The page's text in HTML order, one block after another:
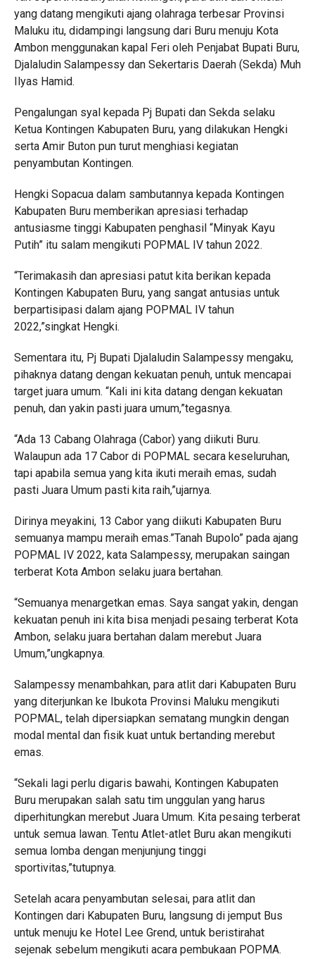
yang datang mengikuti ajang olahraga terbesar Provinsi
Maluku itu, didampingi langsung dari Buru menuju Kota
Ambon menggunakan kapal Feri oleh Penjabat Bupati Buru,
Djalaludin Salampessy dan Sekertaris Daerah (Sekda) Muh
Ilyas Hamid.
Pengalungan syal kepada Pj Bupati dan Sekda selaku
Ketua Kontingen Kabupaten Buru, yang dilakukan Hengki
serta Amir Buton pun turut menghiasi kegiatan
penyambutan Kontingen.
Hengki Sopacua dalam sambutannya kepada Kontingen
Kabupaten Buru memberikan apresiasi terhadap
antusiasme tinggi Kabupaten penghasil “Minyak Kayu
Putih” itu salam mengikuti POPMAL IV tahun 2022.
“Terimakasih dan apresiasi patut kita berikan kepada
Kontingen Kabupaten Buru, yang sangat antusias untuk
berpartisipasi dalam ajang POPMAL IV tahun
2022,”singkat Hengki.
Sementara itu, Pj Bupati Djalaludin Salampessy mengaku,
pihaknya datang dengan kekuatan penuh, untuk mencapai
target juara umum. “Kali ini kita datang dengan kekuatan
penuh, dan yakin pasti juara umum,”tegasnya.
“Ada 13 Cabang Olahraga (Cabor) yang diikuti Buru.
Walaupun ada 17 Cabor di POPMAL secara keseluruhan,
tapi apabila semua yang kita ikuti meraih emas, sudah
pasti Juara Umum pasti kita raih,”ujarnya.
Dirinya meyakini, 13 Cabor yang diikuti Kabupaten Buru
semuanya mampu meraih emas.”Tanah Bupolo” pada ajang
POPMAL IV 2022, kata Salampessy, merupakan saingan
terberat Kota Ambon selaku juara bertahan.
“Semuanya menargetkan emas. Saya sangat yakin, dengan
kekuatan penuh ini kita bisa menjadi pesaing terberat Kota
Ambon, selaku juara bertahan dalam merebut Juara
Umum,”ungkapnya.
Salampessy menambahkan, para atlit dari Kabupaten Buru
yang diterjunkan ke Ibukota Provinsi Maluku mengikuti
POPMAL, telah dipersiapkan sematang mungkin dengan
modal mental dan fisik kuat untuk bertanding merebut
emas.
“Sekali lagi perlu digaris bawahi, Kontingen Kabupaten
Buru merupakan salah satu tim unggulan yang harus
diperhitungkan merebut Juara Umum. Kita pesaing terberat
untuk semua lawan. Tentu Atlet-atlet Buru akan mengikuti
semua lomba dengan menjunjung tinggi
sportivitas,”tutupnya.
Setelah acara penyambutan selesai, para atlit dan
Kontingen dari Kabupaten Buru, langsung di jemput Bus
untuk menuju ke Hotel Lee Grend, untuk beristirahat
sejenak sebelum mengikuti acara pembukaan POPMA.